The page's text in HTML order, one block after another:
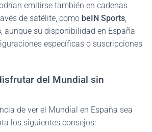
emitirse también en cadenas
de satélite, como beIN Sports,
, aunque su disponibilidad en España
específicas o suscripciones
del Mundial sin
de ver el Mundial en España sea
los siguientes consejos: